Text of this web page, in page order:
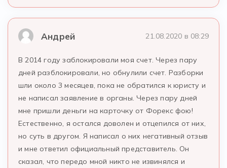
Андрей 21.08.2020 в 08:29
В 2014 году заблокировали моя счет. Через пару
дней разблокировали, но обнулили счет. Разборки
шли около 3 месяцев, пока не обратился к юристу и
не написал заявление в органы. Через пару дней
мне пришли деньги на карточку от Форекс фою!
Естественно, я остался доволен и отцепился от них,
но суть в другом. Я написал о них негативный отзыв
и мне ответил официальный представитель. Он
сказал, что передо мной никто не извинялся и